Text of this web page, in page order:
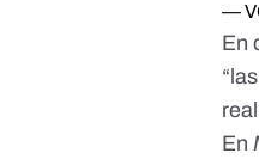
—
En
En